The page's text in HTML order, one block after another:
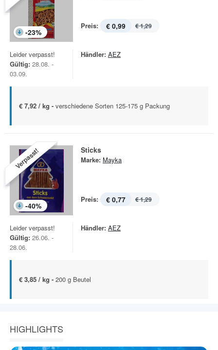
-23%
Preis: € 0,99 € 1,29
Leider verpasst!
Gültig: 28.08. -
03.09.
Händler: AEZ
€ 7,92 / kg - verschiedene Sorten 125-175 g Packung
Verpasst!
-40%
Sticks
Marke: Mayka
Preis: € 0,77 € 1,29
Leider verpasst!
Gültig: 26.06. -
28.06.
Händler: AEZ
€ 3,85 / kg - 200 g Beutel
HIGHLIGHTS